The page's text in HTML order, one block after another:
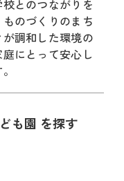
とのつながりを
のづくりのまち
調和した環境の
にとって安心し
も園 を探す